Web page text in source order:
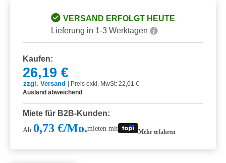
VERSAND ERFOLGT HEUTE
Lieferung in 1-3 Werktagen
Kaufen:
26,19 €
zzgl. Versand | Preis exkl. MwSt: 22,01 €
Ausland abweichend
Miete für B2B-Kunden:
Ab 0,73 €/Mo.mieten mit Mehr erfahren